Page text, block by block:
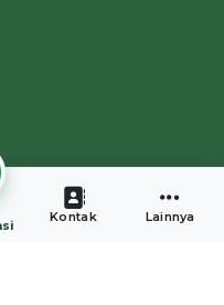
Worthentik Digital
Kontak Lainnya